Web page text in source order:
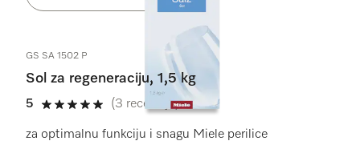
GS SA 1502 P
Sol za regeneraciju, 1,5 kg
5
5 od 5
(3 recenzije)
za optimalnu funkciju i snagu Miele perilice